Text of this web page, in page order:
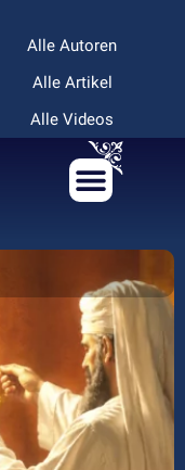
Alle Autoren
Alle Artikel
Alle Videos